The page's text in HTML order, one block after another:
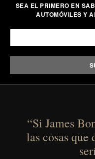
SEA EL PRIMERO EN
AUTOMÓVILES Y
“Si James
las cosas que